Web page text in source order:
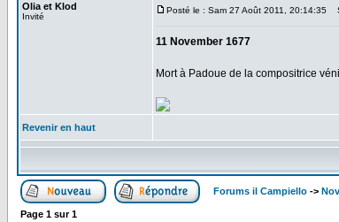
Olia et Klod
Invité
Posté le : Sam 27 Août 2011, 20:14:35
11 November 1677
Mort à Padoue de la compositrice
Revenir en haut
Forums il Campiello ->
Page 1 sur1